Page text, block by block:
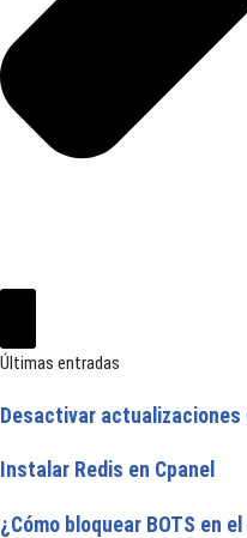
Últimas entradas
Desactivar
Instalar Redis en Cpanel
¿Cómo bloquear BOTS en